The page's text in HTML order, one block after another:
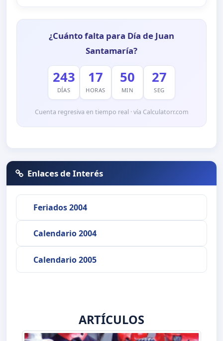
¿Cuánto falta para Día de Juan
Santamaría?
243
DÍAS
17
HORAS
50
MIN
27
SEG
Cuenta regresiva en tiempo real · vía Calculatorr.com
Enlaces de Interés
Feriados 2004
Calendario 2004
Calendario 2005
ARTÍCULOS